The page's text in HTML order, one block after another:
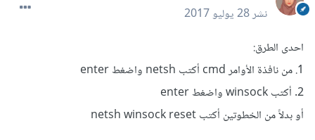
نشر28 يوليو 2017
احدى الطرق:
1. من نافذة الأوامر cmd أكتب netsh واضغط enter
2. أكتب winsock واضغط enter
أو بدلاً من الخطوتين أكتب netsh winsock reset